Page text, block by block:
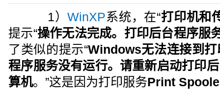
1）WinXP系统，在“打印机和
提示“操作无法完成。打印后台程序服
了类似的提示“Windows无法连接到
程序服务没有运行。请重新启动打印
算机。”这是因为打印服务Print